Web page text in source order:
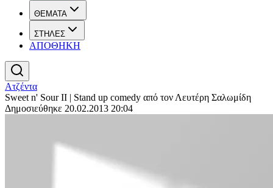
ΘΕΜΑΤΑ
ΣΤΗΛΕΣ
ΑΠΟΘΗΚΗ
Ατζέντα
Sweet n' Sour II | Stand up comedy από τον Λευτέρη Σαλωμίδη
Δημοσιεύθηκε 20.02.2013 20:04